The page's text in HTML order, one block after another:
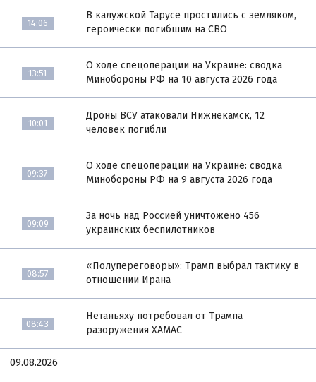
14:06
В калужской Тарусе простились с земляком,
героически погибшим на СВО
13:51
О ходе спецоперации на Украине: сводка
Минобороны РФ на 10 августа 2026 года
10:01
Дроны ВСУ атаковали Нижнекамск, 12
человек погибли
09:37
О ходе спецоперации на Украине: сводка
Минобороны РФ на 9 августа 2026 года
09:09
За ночь над Россией уничтожено 456
украинских беспилотников
08:57
«Полупереговоры»: Трамп выбрал тактику в
отношении Ирана
08:43
Нетаньяху потребовал от Трампа
разоружения ХАМАС
09.08.2026